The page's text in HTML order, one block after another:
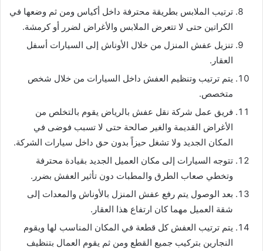
ترتيب الملابس بطريقة محترفة داخل أكياس ومن ثم وضعها في
الكراتين حتى لا تتعرض الملابس والأغراض لضرر أو كرمشة.
تنزيل عفش المنزل من خلال الأوناش إلى السيارات أسفل
العقار.
يتم ترتيب وتنظيم العفش داخل السيارات من خلال شخص
متخصص.
فريق عمل شركة نقل عفش بالرياض يقوم بالتخلص من
الأغراض القديمة والغير صالحة حتى لا تسبب فوضى في
المكان الجديد ولا تشغل حيزاً بدون حق داخل سيارات الشركة.
تتوجه السيارات إلى مكان العميل الجديد بقيادة محترفة
وتخطي صعاب الطرق والمطبات دون تأثير العفش بضرر.
بعد الوصول يتم رفع عفش المنزل بالأوناش والمعدات إلى
شقة العميل مهما كان ارتفاع هذا العقار.
يتم ترتيب العفش كل قطعة في المكان المناسب لها ويقوم
النجارين بتركيب جميع القطع ومن ثم يقوم العمال بتنظيف